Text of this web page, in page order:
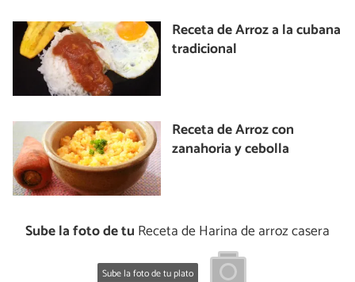
Receta de Arroz a la cubana
tradicional
Receta de Arroz con
zanahoria y cebolla
Sube la foto de tu Receta de Harina de arroz casera
Sube la foto de tu plato